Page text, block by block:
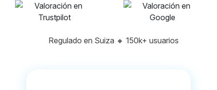
Regulado en Suiza 🔸 150k+ usuarios